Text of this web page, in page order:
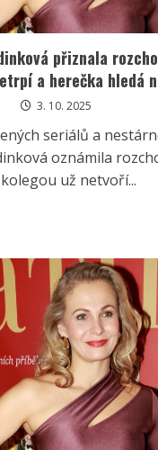
přiznala
a herečka hledá
3. 10. 2025
seriálů a
oznámila
už netvoří...